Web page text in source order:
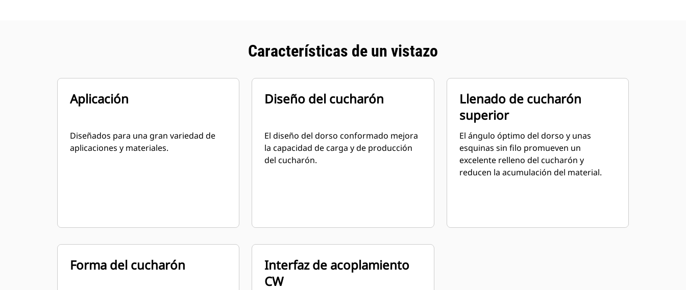
Características de un vistazo
Aplicación
Diseñados para una gran variedad de
aplicaciones y materiales.
Diseño del cucharón
El diseño del dorso conformado mejora
la capacidad de carga y de producción
del cucharón.
Llenado de cucharón
superior
El ángulo óptimo del dorso y unas
esquinas sin filo promueven un
excelente relleno del cucharón y
reducen la acumulación del material.
Forma del cucharón
Interfaz de acoplamiento
CW